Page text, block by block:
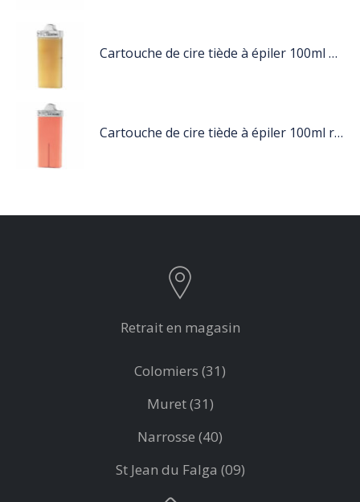
Cartouche de cire tiède à épiler 100ml miel
Cartouche de cire tiède à épiler 100ml rose
Retrait en magasin
Colomiers (31)
Muret (31)
Narrosse (40)
St Jean du Falga (09)